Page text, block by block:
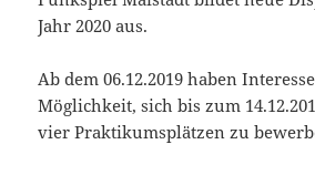
Jahr 2020 aus.
Ab dem 06.12.2019 haben
Möglichkeit, sich bis zum
vier Praktikumsplätzen zu